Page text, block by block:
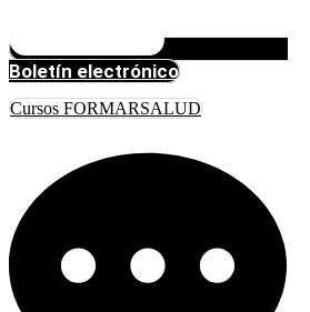
Boletín electrónico
Cursos FORMARSALUD